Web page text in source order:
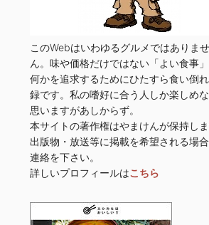
このWebはいわゆるグルメではありませ
ん。味や価格だけではない「よい食事
何かを追求するためにひたすら食い倒
録です。私の嗜好に合う人しか楽しめ
思いますがあしからず。
本サイトの著作権はやまけんが保持しま
出版物・放送等に掲載を希望される場
連絡を下さい。
詳しいプロフィールはこちら